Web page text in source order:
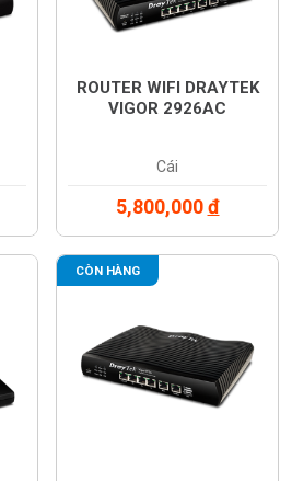
ROUTER WIFI DRAYTEK
VIGOR 2926AC
Cái
5,800,000đ
CÒN HÀNG